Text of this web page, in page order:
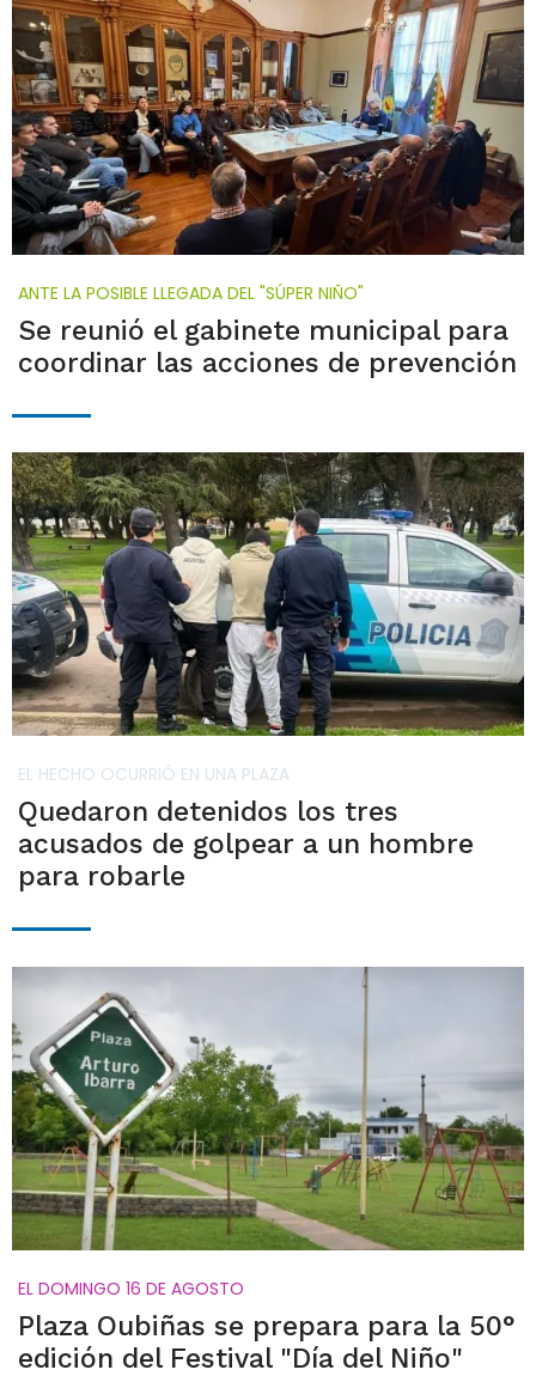
ANTE LA POSIBLE LLEGADA DEL "SÚPER NIÑO"
Se reunió el gabinete municipal para
coordinar las acciones de prevención
EL HECHO OCURRIÓ EN UNA PLAZA
Quedaron detenidos los tres
acusados de golpear a un hombre
para robarle
EL DOMINGO 16 DE AGOSTO
Plaza Oubiñas se prepara para la 50°
edición del Festival "Día del Niño"